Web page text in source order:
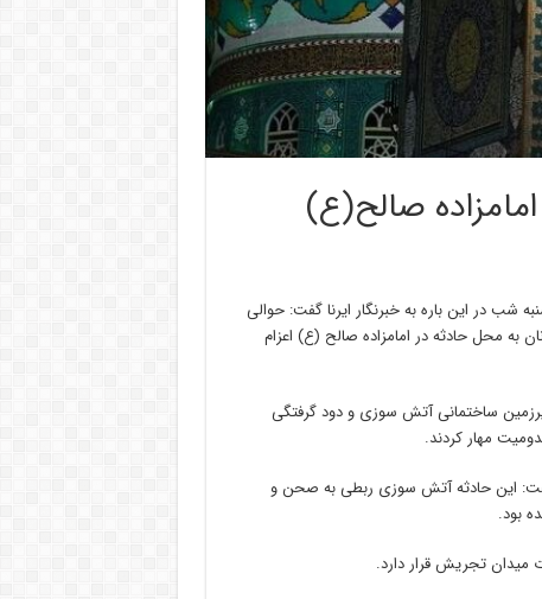
صالح(ع)
در این باره به خبرنگار ایرنا گفت: حوالی
و بی درنگ آتش نشانان به محل حادثه در امامزاده صالح (ع) اعزام
ساختمانی آتش سوزی و دود گرفتگی
مهار کردند.
این حادثه آتش سوزی ربطی به صحن و
بود.
میدان تجریش قرار دارد.